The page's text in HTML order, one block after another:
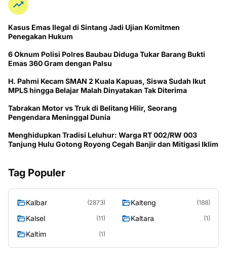
Kasus Emas Ilegal di Sintang Jadi Ujian Komitmen
Penegakan Hukum
6 Oknum Polisi Polres Baubau Diduga Tukar Barang Bukti
Emas 360 Gram dengan Palsu
H. Pahmi Kecam SMAN 2 Kuala Kapuas, Siswa Sudah Ikut
MPLS hingga Belajar Malah Dinyatakan Tak Diterima
Tabrakan Motor vs Truk di Belitang Hilir, Seorang
Pengendara Meninggal Dunia
Menghidupkan Tradisi Leluhur: Warga RT 002/RW 003
Tanjung Hulu Gotong Royong Cegah Banjir dan Mitigasi Iklim
Tag Populer
Kalbar (2873) Kalteng (188)
Kalsel (11) Kaltara (1)
Kaltim (1)